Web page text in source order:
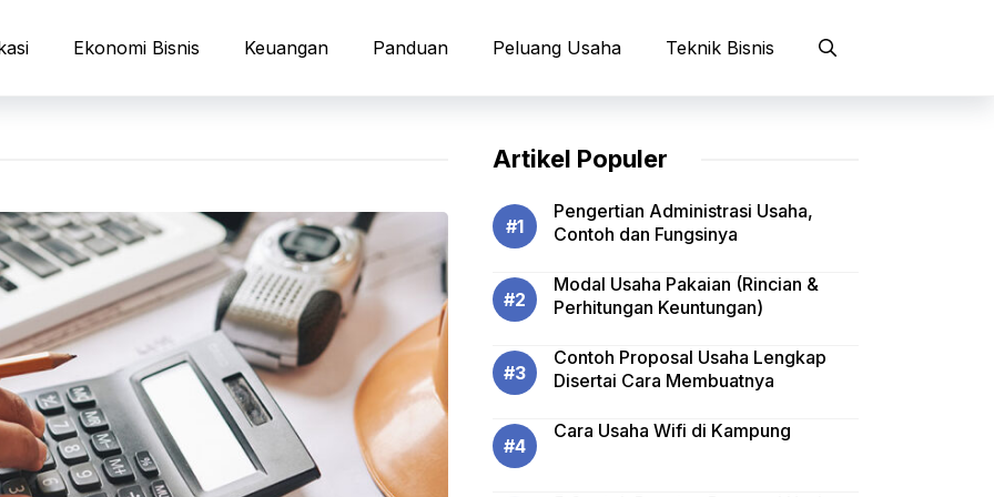
Ekonomi Bisnis Keuangan Panduan Peluang Usaha Teknik Bisnis
Artikel Populer
Pengertian Administrasi Usaha,
Contoh dan Fungsinya
Modal Usaha Pakaian (Rincian &
Perhitungan Keuntungan)
Contoh Proposal Usaha Lengkap
Disertai Cara Membuatnya
Cara Usaha Wifi di Kampung